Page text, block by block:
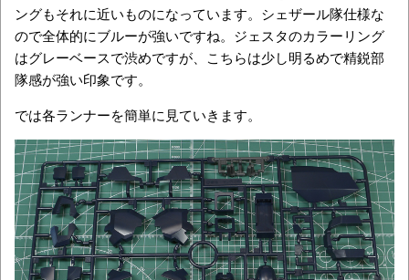
ングもそれに近いものになっています。シェザール隊仕様な
ので全体的にブルーが強いですね。ジェスタのカラーリング
はグレーベースで渋めですが、こちらは少し明るめで精鋭部
隊感が強い印象です。
では各ランナーを簡単に見ていきます。